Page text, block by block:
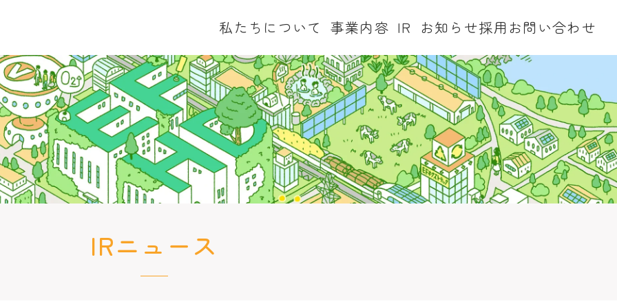
私たちについて
トップメッセージ ロゴ・イラストに込めた想い 会社概要 アクセス グループ企業
事業内容
グリーンファイナンス事業 グリーンエネルギー事業 グリーンリサイクル事業
グリーンデジタル事業
IR
トップメッセージ 業績ハイライト
業績ハイライト
投資実績
IRライブラリ
適時開示情報
決算短信
有価証券報告書
株主総会
IRニュース
株式情報
株式情報
電子公告
IRカレンダー
よくあるご質問
IRポリシー・免責事項
お知らせ採用お問い合わせ
IRニュース